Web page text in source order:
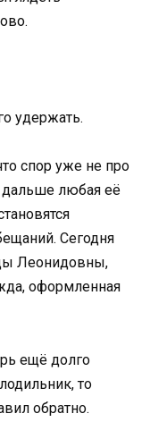
удержать.
спор уже не про
дальше любая её
Сегодня
Леонидовны,
оформленная
ещё долго
то
обратно.